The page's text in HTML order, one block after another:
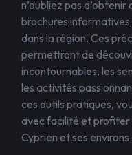
n’oubliez pas
brochures
dans la région. Ces
permettront de
incontournables, les
les activités
ces outils pratiques,
avec facilité et profiter
Cyprien et ses